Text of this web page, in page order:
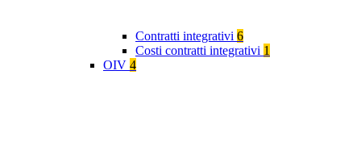
Contratti integrativi 6
Costi contratti integrativi 1
OIV 4